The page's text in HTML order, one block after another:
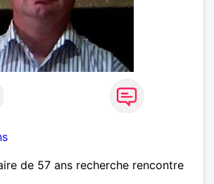
de 57 ans recherche rencontre